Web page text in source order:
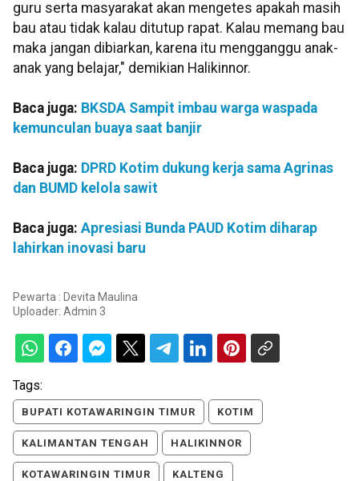
guru serta masyarakat akan mengetes apakah masih
bau atau tidak kalau ditutup rapat. Kalau memang bau
maka jangan dibiarkan, karena itu mengganggu anak-
anak yang belajar," demikian Halikinnor.
Baca juga: BKSDA Sampit imbau warga waspada
kemunculan buaya saat banjir
Baca juga: DPRD Kotim dukung kerja sama Agrinas
dan BUMD kelola sawit
Baca juga: Apresiasi Bunda PAUD Kotim diharap
lahirkan inovasi baru
Pewarta : Devita Maulina
Uploader: Admin 3
Tags:
BUPATI KOTAWARINGIN TIMUR KOTIM
KALIMANTAN TENGAH HALIKINNOR
KOTAWARINGIN TIMUR KALTENG